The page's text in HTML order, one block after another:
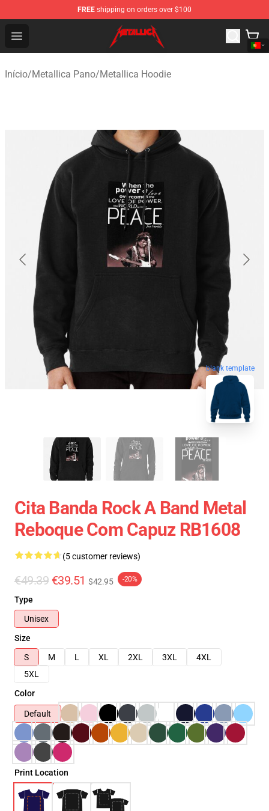
FREE shipping on orders over $100
Open menu
Metallica Store - Official Metallica Merchandise Shop
Início/Metallica Pano/Metallica Hoodie
blank template
Cita Banda Rock A Band Metal
Reboque Com Capuz RB1608
(5 customer reviews)
€49.39 €39.51 $42.95 -20%
Type
Unisex
Size
S
M L XL 2XL 3XL
4XL
5XL
Color
Default
Print Location